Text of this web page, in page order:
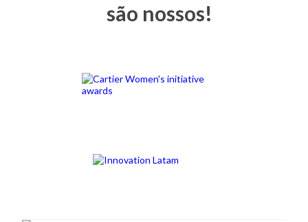
são nossos!